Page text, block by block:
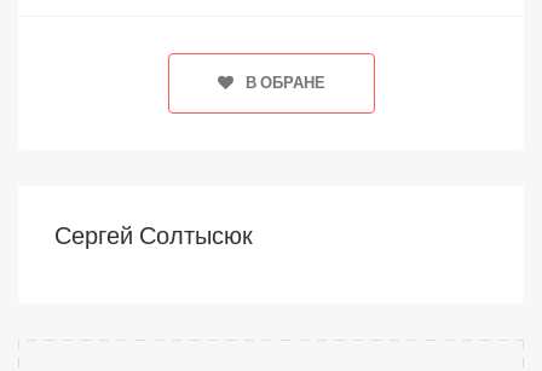
В ОБРАНЕ
Сергей Солтысюк